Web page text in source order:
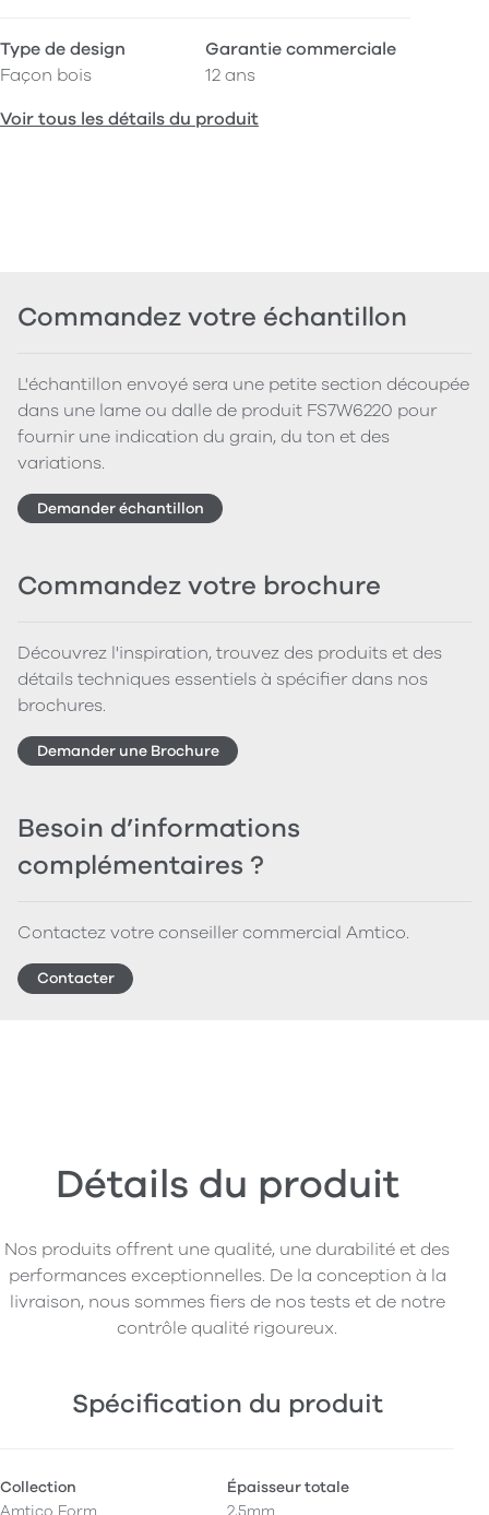
Type de design
Façon bois
Garantie commerciale
12 ans
Voir tous les détails du produit
Commandez votre échantillon
L'échantillon envoyé sera une petite section découpée
dans une lame ou dalle de produit FS7W6220 pour
fournir une indication du grain, du ton et des
variations.
Demander échantillon
Commandez votre brochure
Découvrez l'inspiration, trouvez des produits et des
détails techniques essentiels à spécifier dans nos
brochures.
Demander une Brochure
Besoin d’informations
complémentaires ?
Contactez votre conseiller commercial Amtico.
Contacter
Détails du produit
Nos produits offrent une qualité, une durabilité et des
performances exceptionnelles. De la conception à la
livraison, nous sommes fiers de nos tests et de notre
contrôle qualité rigoureux.
Spécification du produit
Collection
Amtico Form
Épaisseur totale
2,5mm